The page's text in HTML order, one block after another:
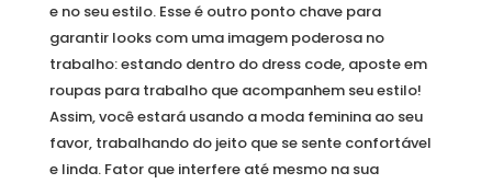
e no seu estilo. Esse é outro ponto chave para
garantir looks com uma imagem poderosa no
trabalho: estando dentro do dress code, aposte em
roupas para trabalho que acompanhem seu estilo!
Assim, você estará usando a moda feminina ao seu
favor, trabalhando do jeito que se sente confortável
e linda. Fator que interfere até mesmo na sua